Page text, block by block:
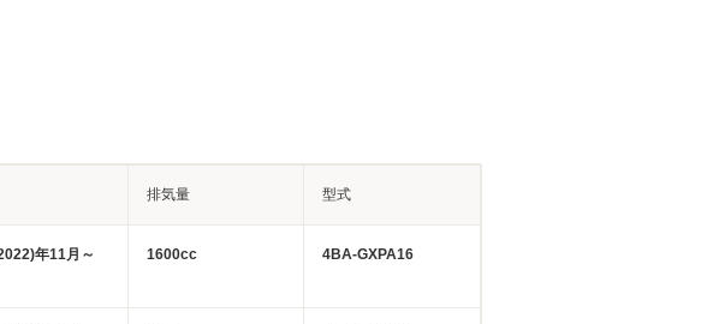
排気量 型式
年11月～ 1600cc 4BA-GXPA16